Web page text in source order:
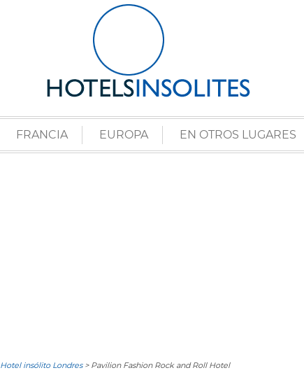
FRANCIA EUROPA EN OTROS LUGARES
Hotel insólito Londres> Pavilion Fashion Rock and Roll Hotel